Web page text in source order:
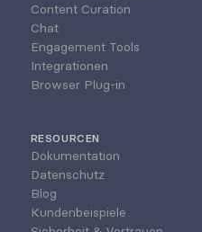
Content Curation
Chat
Engagement Tools
Integrationen
Browser Plug-in
RESOURCEN
Dokumentation
Datenschutz
Blog
Kundenbeispiele